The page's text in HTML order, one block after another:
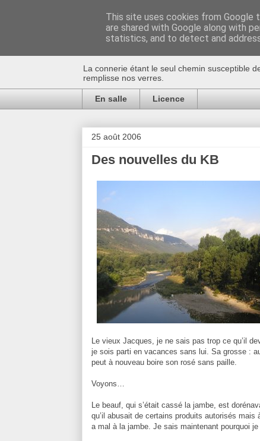
Au bistro !
La connerie étant le seul chemin susceptible
remplisse nos verres.
En salle Licence
25 août 2006
Des nouvelles du KB
Le vieux Jacques, je ne sais pas trop ce qu’il
je sois parti en vacances sans lui. Sa grosse :
peut à nouveau boire son rosé sans paille.
Voyons…
Le beauf, qui s’était cassé la jambe, est
qu’il abusait de certains produits autorisés
a mal à la jambe. Je sais maintenant pourquoi je
This site uses cookies from Google
are shared with Google along with
statistics, and to detect and